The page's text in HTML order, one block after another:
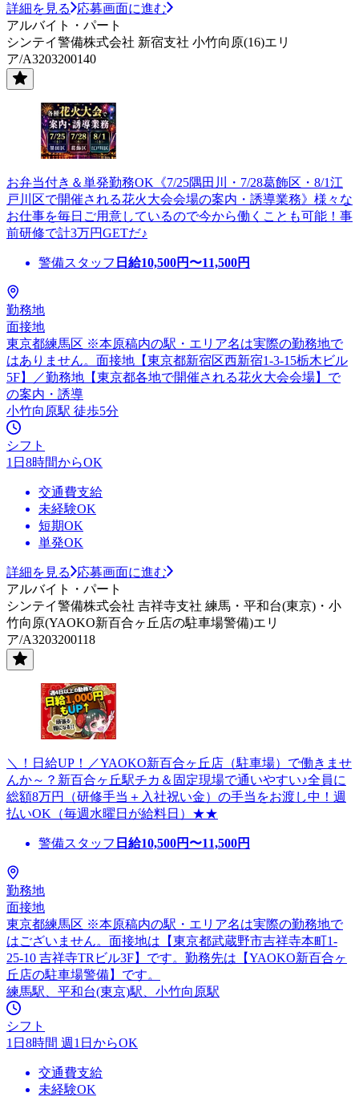
詳細を見る
応募画面に進む
アルバイト・パート
シンテイ警備株式会社 新宿支社 小竹向原(16)エリ
ア/A3203200140
お弁当付き＆単発勤務OK《7/25隅田川・7/28葛飾区・8/1江
戸川区で開催される花火大会会場の案内・誘導業務》様々な
お仕事を毎日ご用意しているので今から働くことも可能！事
前研修で計3万円GETだ♪
警備スタッフ 日給10,500円〜11,500円
勤務地
面接地
東京都練馬区 ※本原稿内の駅・エリア名は実際の勤務地で
はありません。面接地【東京都新宿区西新宿1-3-15栃木ビル
5F】／勤務地【東京都各地で開催される花火大会会場】で
の案内・誘導
小竹向原駅 徒歩5分
シフト
1日8時間からOK
交通費支給
未経験OK
短期OK
単発OK
詳細を見る
応募画面に進む
アルバイト・パート
シンテイ警備株式会社 吉祥寺支社 練馬・平和台(東京)・小
竹向原(YAOKO新百合ヶ丘店の駐車場警備)エリ
ア/A3203200118
＼！日給UP！／YAOKO新百合ヶ丘店（駐車場）で働きませ
んか～？新百合ヶ丘駅チカ＆固定現場で通いやすい♪全員に
総額8万円（研修手当＋入社祝い金）の手当をお渡し中！週
払いOK（毎週水曜日が給料日）★★
警備スタッフ 日給10,500円〜11,500円
勤務地
面接地
東京都練馬区 ※本原稿内の駅・エリア名は実際の勤務地で
はございません。面接地は【東京都武蔵野市吉祥寺本町1-
25-10 吉祥寺TRビル3F】です。勤務先は【YAOKO新百合ヶ
丘店の駐車場警備】です。
練馬駅、平和台(東京)駅、小竹向原駅
シフト
1日8時間 週1日からOK
交通費支給
未経験OK